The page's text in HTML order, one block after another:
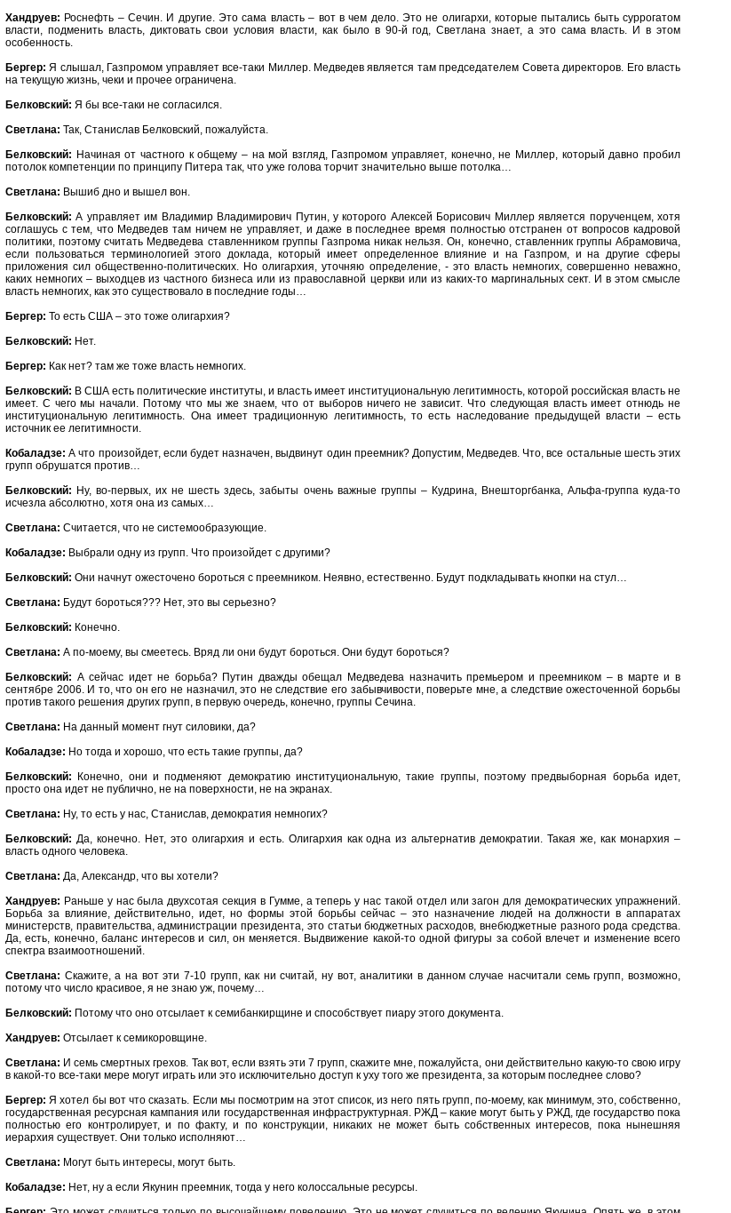
Хандруев: Роснефть – Сечин. И другие. Это сама власть – вот в чем дело. Это не олигархи, которые пытались быть суррогатом
власти, подменить власть, диктовать свои условия власти, как было в 90-й год, Светлана знает, а это сама власть. И в этом
особенность.
Бергер: Я слышал, Газпромом управляет все-таки Миллер. Медведев является там председателем Совета директоров. Его власть
на текущую жизнь, чеки и прочее ограничена.
Белковский: Я бы все-таки не согласился.
Светлана: Так, Станислав Белковский, пожалуйста.
Белковский: Начиная от частного к общему – на мой взгляд, Газпромом управляет, конечно, не Миллер, который давно пробил
потолок компетенции по принципу Питера так, что уже голова торчит значительно выше потолка…
Светлана: Вышиб дно и вышел вон.
Белковский: А управляет им Владимир Владимирович Путин, у которого Алексей Борисович Миллер является порученцем, хотя
соглашусь с тем, что Медведев там ничем не управляет, и даже в последнее время полностью отстранен от вопросов кадровой
политики, поэтому считать Медведева ставленником группы Газпрома никак нельзя. Он, конечно, ставленник группы Абрамовича,
если пользоваться терминологией этого доклада, который имеет определенное влияние и на Газпром, и на другие сферы
приложения сил общественно-политических. Но олигархия, уточняю определение, - это власть немногих, совершенно неважно,
каких немногих – выходцев из частного бизнеса или из православной церкви или из каких-то маргинальных сект. И в этом смысле
власть немногих, как это существовало в последние годы…
Бергер: То есть США – это тоже олигархия?
Белковский: Нет.
Бергер: Как нет? там же тоже власть немногих.
Белковский: В США есть политические институты, и власть имеет институциональную легитимность, которой российская власть не
имеет. С чего мы начали. Потому что мы же знаем, что от выборов ничего не зависит. Что следующая власть имеет отнюдь не
институциональную легитимность. Она имеет традиционную легитимность, то есть наследование предыдущей власти – есть
источник ее легитимности.
Кобаладзе: А что произойдет, если будет назначен, выдвинут один преемник? Допустим, Медведев. Что, все остальные шесть этих
групп обрушатся против…
Белковский: Ну, во-первых, их не шесть здесь, забыты очень важные группы – Кудрина, Внешторгбанка, Альфа-группа куда-то
исчезла абсолютно, хотя она из самых…
Светлана: Считается, что не системообразующие.
Кобаладзе: Выбрали одну из групп. Что произойдет с другими?
Белковский: Они начнут ожесточено бороться с преемником. Неявно, естественно. Будут подкладывать кнопки на стул…
Светлана: Будут бороться??? Нет, это вы серьезно?
Белковский: Конечно.
Светлана: А по-моему, вы смеетесь. Вряд ли они будут бороться. Они будут бороться?
Белковский: А сейчас идет не борьба? Путин дважды обещал Медведева назначить премьером и преемником – в марте и в
сентябре 2006. И то, что он его не назначил, это не следствие его забывчивости, поверьте мне, а следствие ожесточенной борьбы
против такого решения других групп, в первую очередь, конечно, группы Сечина.
Светлана: На данный момент гнут силовики, да?
Кобаладзе: Но тогда и хорошо, что есть такие группы, да?
Белковский: Конечно, они и подменяют демократию институциональную, такие группы, поэтому предвыборная борьба идет,
просто она идет не публично, не на поверхности, не на экранах.
Светлана: Ну, то есть у нас, Станислав, демократия немногих?
Белковский: Да, конечно. Нет, это олигархия и есть. Олигархия как одна из альтернатив демократии. Такая же, как монархия –
власть одного человека.
Светлана: Да, Александр, что вы хотели?
Хандруев: Раньше у нас была двухсотая секция в Гумме, а теперь у нас такой отдел или загон для демократических упражнений.
Борьба за влияние, действительно, идет, но формы этой борьбы сейчас – это назначение людей на должности в аппаратах
министерств, правительства, администрации президента, это статьи бюджетных расходов, внебюджетные разного рода средства.
Да, есть, конечно, баланс интересов и сил, он меняется. Выдвижение какой-то одной фигуры за собой влечет и изменение всего
спектра взаимоотношений.
Светлана: Скажите, а на вот эти 7-10 групп, как ни считай, ну вот, аналитики в данном случае насчитали семь групп, возможно,
потому что число красивое, я не знаю уж, почему…
Белковский: Потому что оно отсылает к семибанкирщине и способствует пиару этого документа.
Хандруев: Отсылает к семикоровщине.
Светлана: И семь смертных грехов. Так вот, если взять эти 7 групп, скажите мне, пожалуйста, они действительно какую-то свою игру
в какой-то все-таки мере могут играть или это исключительно доступ к уху того же президента, за которым последнее слово?
Бергер: Я хотел бы вот что сказать. Если мы посмотрим на этот список, из него пять групп, по-моему, как минимум, это, собственно,
государственная ресурсная кампания или государственная инфраструктурная. РЖД – какие могут быть у РЖД, где государство пока
полностью его контролирует, и по факту, и по конструкции, никаких не может быть собственных интересов, пока нынешняя
иерархия существует. Они только исполняют…
Светлана: Могут быть интересы, могут быть.
Кобаладзе: Нет, ну а если Якунин преемник, тогда у него колоссальные ресурсы.